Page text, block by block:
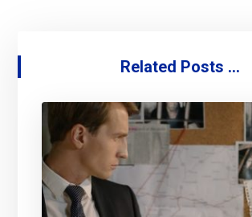
Related Posts ...